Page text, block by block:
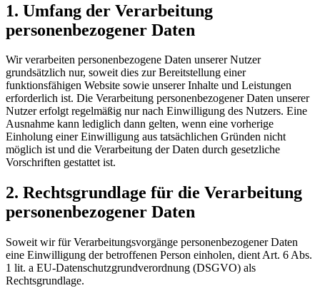
1. Umfang der Verarbeitung
personenbezogener Daten
Wir verarbeiten personenbezogene Daten unserer Nutzer
grundsätzlich nur, soweit dies zur Bereitstellung einer
funktionsfähigen Website sowie unserer Inhalte und Leistungen
erforderlich ist. Die Verarbeitung personenbezogener Daten unserer
Nutzer erfolgt regelmäßig nur nach Einwilligung des Nutzers. Eine
Ausnahme kann lediglich dann gelten, wenn eine vorherige
Einholung einer Einwilligung aus tatsächlichen Gründen nicht
möglich ist und die Verarbeitung der Daten durch gesetzliche
Vorschriften gestattet ist.
2. Rechtsgrundlage für die Verarbeitung
personenbezogener Daten
Soweit wir für Verarbeitungsvorgänge personenbezogener Daten
eine Einwilligung der betroffenen Person einholen, dient Art. 6 Abs.
1 lit. a EU-Datenschutzgrundverordnung (DSGVO) als
Rechtsgrundlage.